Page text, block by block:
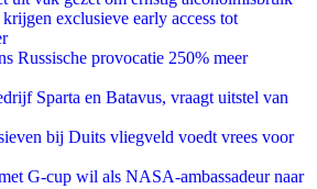
exclusieve early access tot
Russische provocatie 250% meer
Sparta en Batavus, vraagt uitstel van
bij Duits vliegveld voedt vrees voor
G-cup wil als NASA-ambassadeur naar